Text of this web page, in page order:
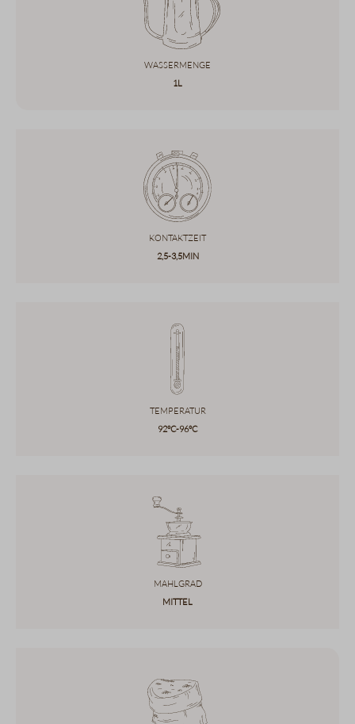
Wassermenge
1l
Kontaktzeit
2,5-3,5min
Temperatur
92°C-96°C
Mahlgrad
Mittel